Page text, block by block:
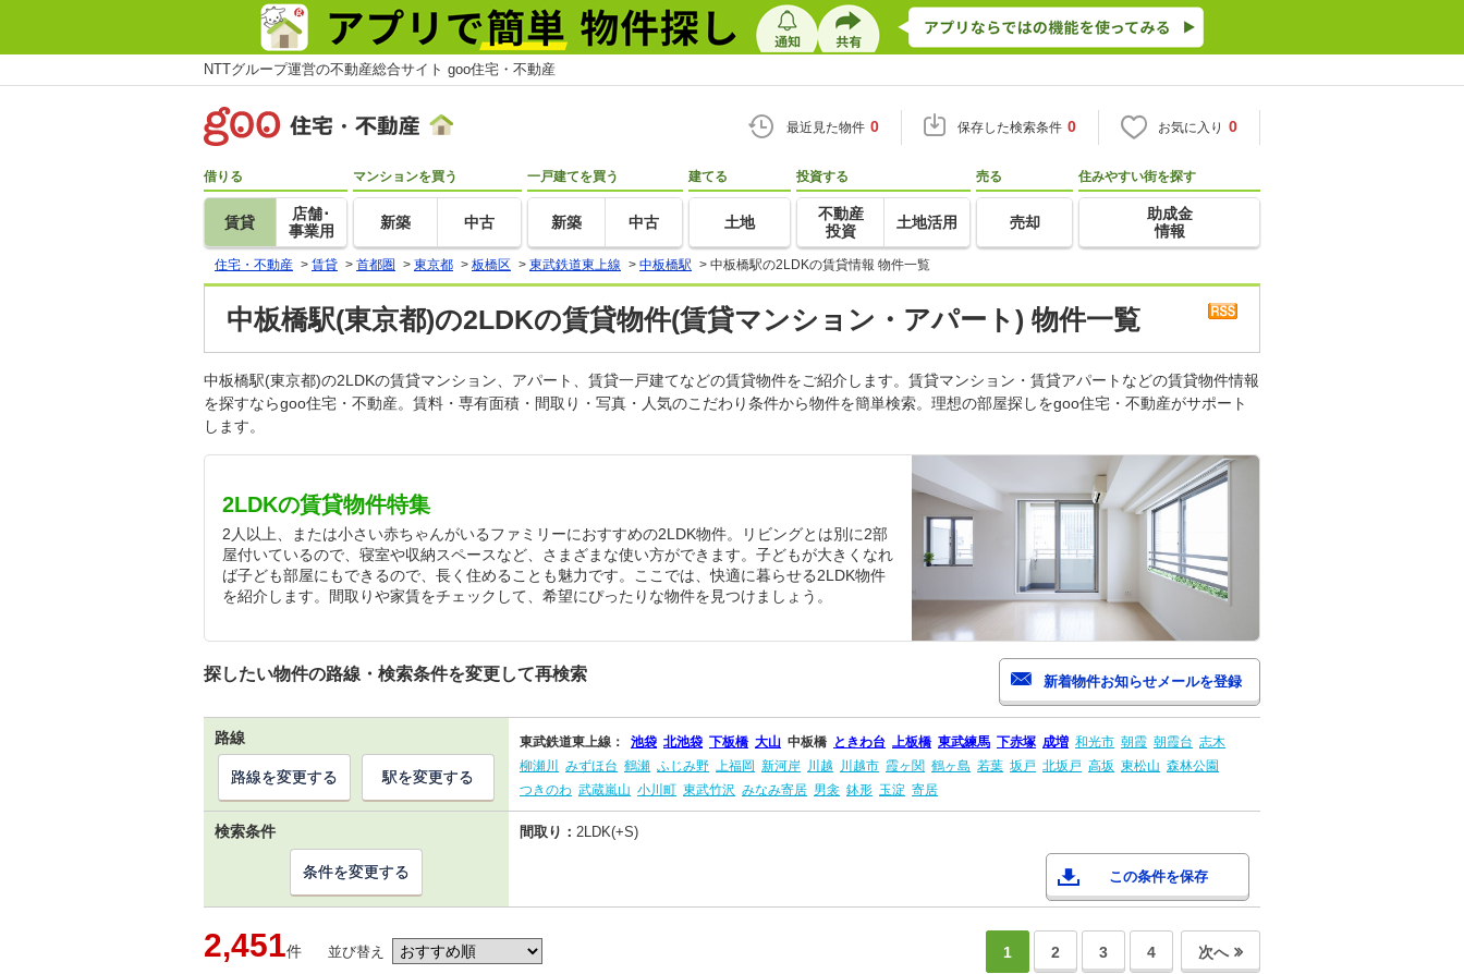
NTTグループ運営の不動産総合サイト goo住宅・不動産
最近見た物件 0 保存した検索条件 0 お気に入り 0
借りる
賃貸
店舗･
事業用
マンションを買う
新築 中古
一戸建てを買う
新築 中古
建てる
土地
投資する
不動産
投資
土地活用
売る
売却
住みやすい街を探す
助成金
情報
住宅・不動産 > 賃貸 > 首都圏 > 東京都 > 板橋区 > 東武鉄道東上線 > 中板橋駅 > 中板橋駅の2LDKの賃貸情報 物件一覧
中板橋駅(東京都)の2LDKの賃貸物件(賃貸マンション・アパート) 物件一覧
中板橋駅(東京都)の2LDKの賃貸マンション、アパート、賃貸一戸建てなどの賃貸物件をご紹介します。賃貸マンション・賃貸アパートなどの賃貸物件情報
を探すならgoo住宅・不動産。賃料・専有面積・間取り・写真・人気のこだわり条件から物件を簡単検索。理想の部屋探しをgoo住宅・不動産がサポート
します。
2LDKの賃貸物件特集
2人以上、または小さい赤ちゃんがいるファミリーにおすすめの2LDK物件。リビングとは別に2部
屋付いているので、寝室や収納スペースなど、さまざまな使い方ができます。子どもが大きくなれ
ば子ども部屋にもできるので、長く住めることも魅力です。ここでは、快適に暮らせる2LDK物件
を紹介します。間取りや家賃をチェックして、希望にぴったりな物件を見つけましょう。
探したい物件の路線・検索条件を変更して再検索
路線 東武鉄道東上線： 池袋 北池袋 下板橋 大山 中板橋 ときわ台 上板橋 東武練馬 下赤塚 成増 和光市 朝霞 朝霞台 志木
柳瀬川
みずほ台 鶴瀬 ふじみ野 上福岡 新河岸 川越 川越市 霞ヶ関 鶴ヶ島 若葉 坂戸 北坂戸 高坂 東松山 森林公園
つきのわ 武蔵嵐山 小川町 東武竹沢 みなみ寄居 男衾 鉢形 玉淀 寄居
路線を変更する 駅を変更する
検索条件 間取り： 2LDK(+S)
この条件を保存
条件を変更する
2,451件 並び替え 1 2 3 4 次へ